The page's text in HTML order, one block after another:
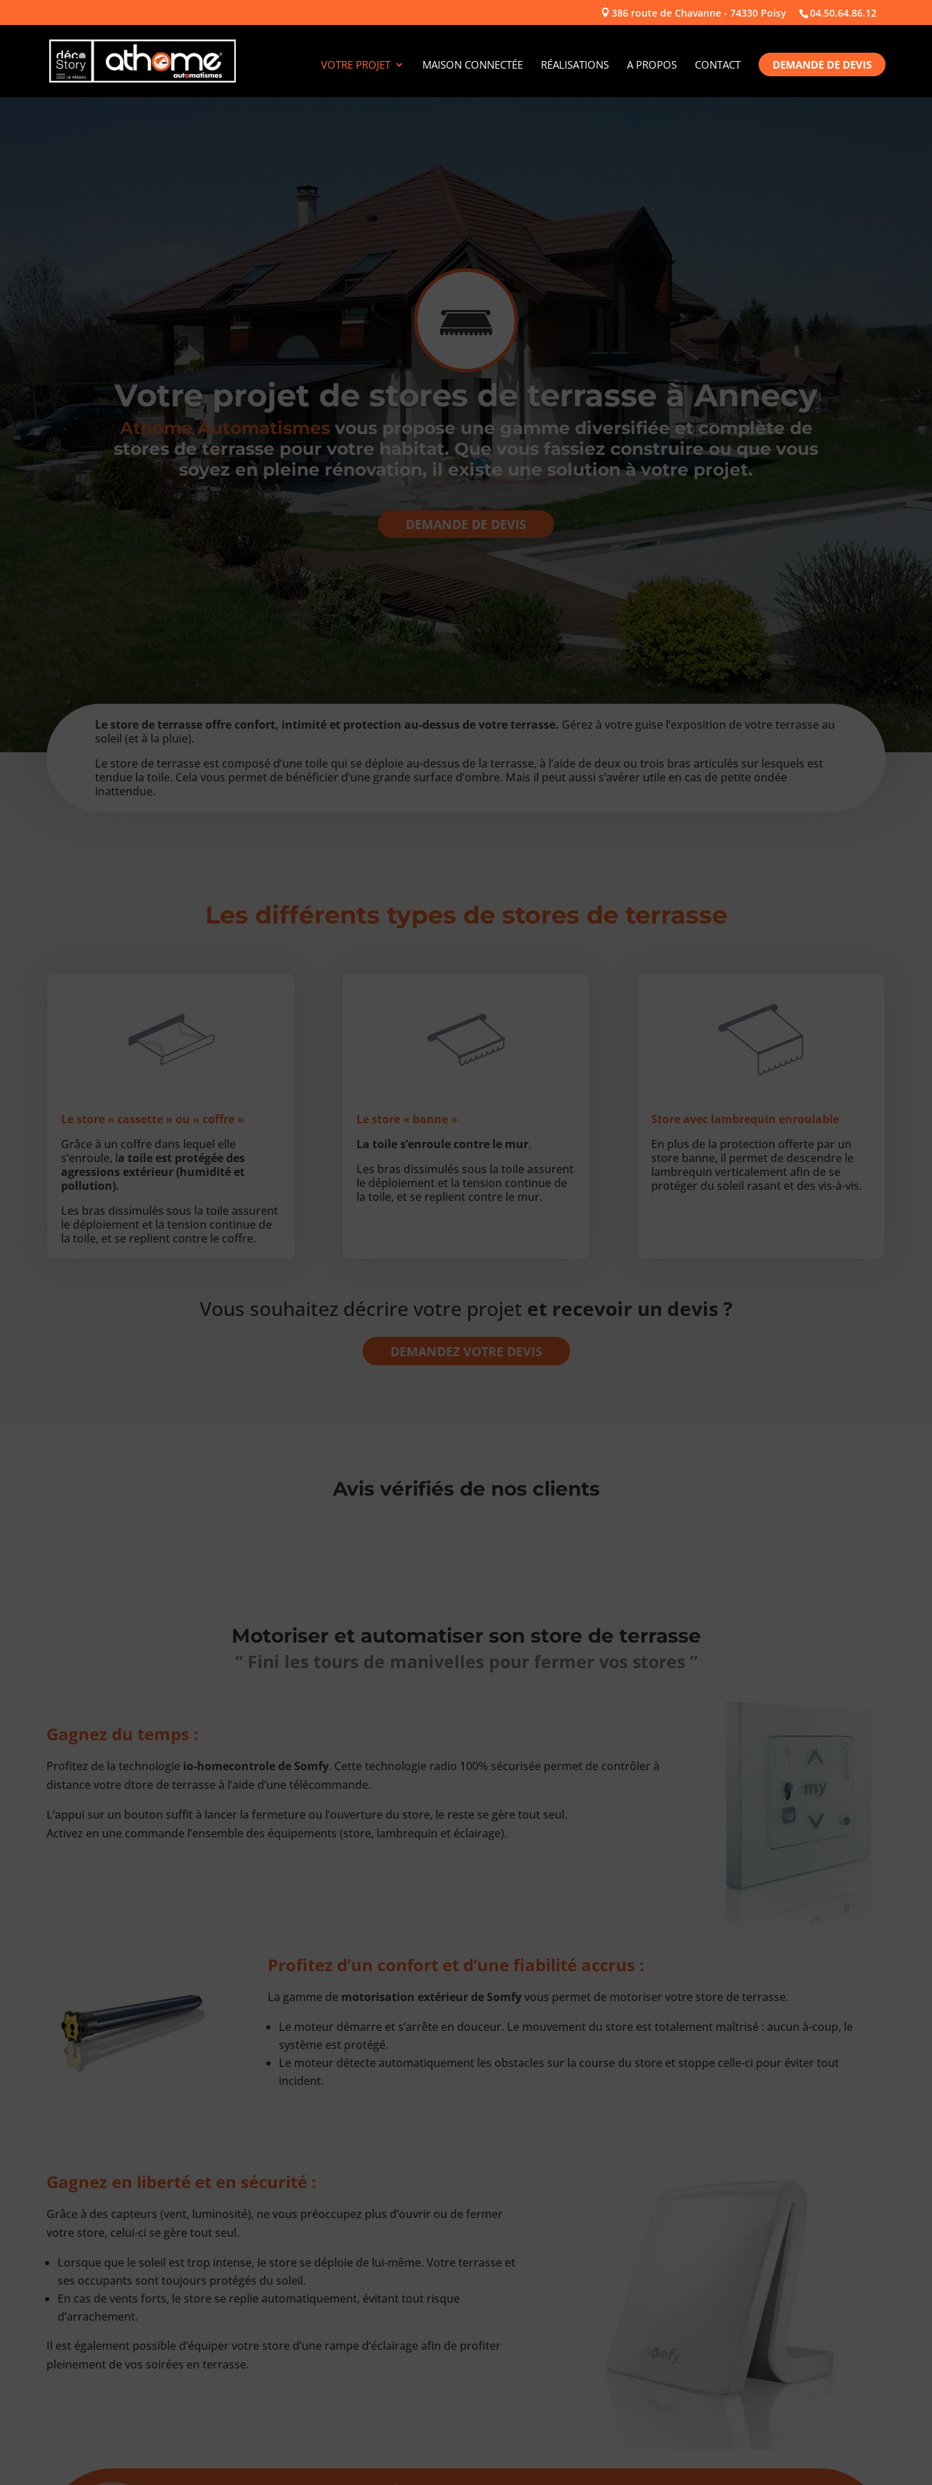
 386 route de Chavanne - 74330 Poisy 04.50.64.86.12
VOTRE PROJET MAISON CONNECTÉE RÉALISATIONS A PROPOS CONTACT DEMANDE DE DEVIS
Votre projet de stores de terrasse à Annecy
Athome Automatismesvous propose une gamme diversifiée et complète de
stores de terrasse pour votre habitat. Que vous fassiez construire ou que vous
soyez en pleine rénovation, il existe une solution à votre projet.
DEMANDE DE DEVIS
Le store de terrasse offre confort, intimité et protection au-dessus de votre terrasse. Gérez à votre guise l’exposition de votre terrasse au
soleil (et à la pluie).
Le store de terrasse est composé d’une toile qui se déploie au-dessus de la terrasse, à l’aide de deux ou trois bras articulés sur lesquels est
tendue la toile. Cela vous permet de bénéficier d’une grande surface d’ombre. Mais il peut aussi s’avérer utile en cas de petite ondée
inattendue.
Les différents types de stores de terrasse
Le store « cassette » ou « coffre »
Grâce à un coffre dans lequel elle
s’enroule, la toile est protégée des
agressions extérieur (humidité et
pollution).
Les bras dissimulés sous la toile assurent
le déploiement et la tension continue de
la toile, et se replient contre le coffre.
Le store « banne »
La toile s’enroule contre le mur.
Les bras dissimulés sous la toile assurent
le déploiement et la tension continue de
la toile, et se replient contre le mur.
Store avec lambrequin enroulable
En plus de la protection offerte par un
store banne, il permet de descendre le
lambrequin verticalement afin de se
protéger du soleil rasant et des vis-à-vis.
Vous souhaitez décrire votre projet et recevoir un devis ?
DEMANDEZ VOTRE DEVIS
Avis vérifiés de nos clients
Motoriser et automatiser son store de terrasse
“ Fini les tours de manivelles pour fermer vos stores ”
Gagnez du temps :
Profitez de la technologie io-homecontrole de Somfy. Cette technologie radio 100% sécurisée permet de contrôler à
distance votre dtore de terrasse à l’aide d’une télécommande.
L’appui sur un bouton suffit à lancer la fermeture ou l’ouverture du store, le reste se gère tout seul.
Activez en une commande l’ensemble des équipements (store, lambrequin et éclairage).
Profitez d’un confort et d’une fiabilité accrus :
La gamme de motorisation extérieur de Somfyvous permet de motoriser votre store de terrasse.
Le moteur démarre et s’arrête en douceur. Le mouvement du store est totalement maîtrisé : aucun à-coup, le
système est protégé.
Le moteur détecte automatiquement les obstacles sur la course du store et stoppe celle-ci pour éviter tout
incident.
Gagnez en liberté et en sécurité :
Grâce à des capteurs (vent, luminosité), ne vous préoccupez plus d’ouvrir ou de fermer
votre store, celui-ci se gère tout seul.
Lorsque que le soleil est trop intense, le store se déploie de lui-même. Votre terrasse et
ses occupants sont toujours protégés du soleil.
En cas de vents forts, le store se replie automatiquement, évitant tout risque
d’arrachement.
Il est également possible d’équiper votre store d’une rampe d’éclairage afin de profiter
pleinement de vos soirées en terrasse.